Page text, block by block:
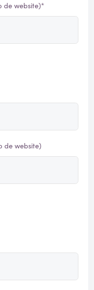
de website)*
de website)